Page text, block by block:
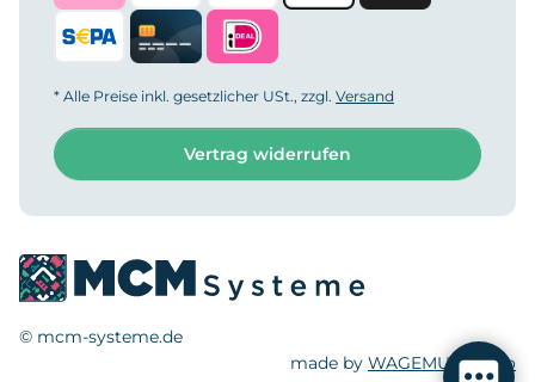
* Alle Preise inkl. gesetzlicher USt., zzgl. Versand
Vertrag widerrufen
© mcm-systeme.de
made by WAGEMUT.studio